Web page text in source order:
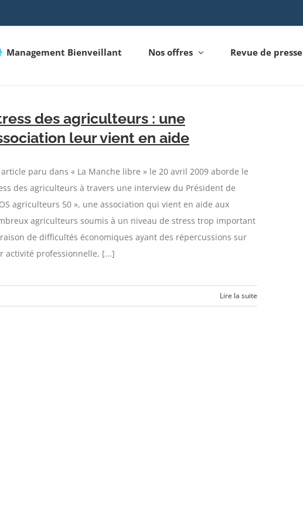
Management Bienveillant Nos offres Revue de presse
des agriculteurs : une
leur vient en aide
paru dans « La Manche libre » le 20 avril 2009 aborde le
des agriculteurs à travers une interview du Président de
agriculteurs 50 », une association qui vient en aide aux
agriculteurs soumis à un niveau de stress trop important
de difficultés économiques ayant des répercussions sur
activité professionnelle, [...]
Lire la suite